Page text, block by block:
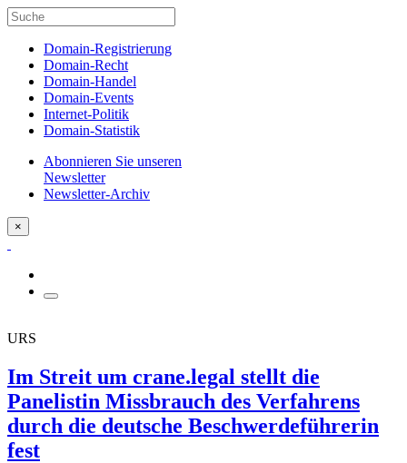
Domain-Registrierung
Domain-Recht
Domain-Handel
Domain-Events
Internet-Politik
Domain-Statistik
Abonnieren Sie unseren
Newsletter
Newsletter-Archiv
×
URS
Im Streit um crane.legal stellt die
Panelistin Missbrauch des Verfahrens
durch die deutsche Beschwerdeführerin
fest